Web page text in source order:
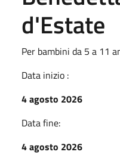
d'Estate
Per bambini da 5 a 11
Data inizio :
4 agosto 2026
Data fine:
4 agosto 2026